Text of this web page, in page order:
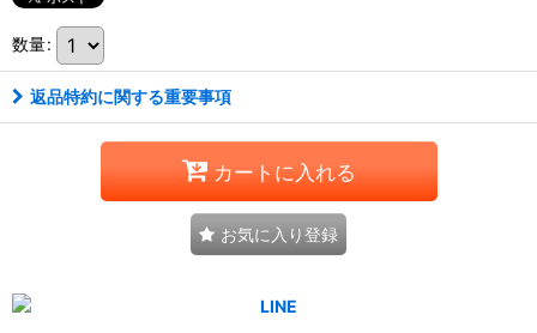
数量:
返品特約に関する重要事項
カートに入れる
お気に入り登録